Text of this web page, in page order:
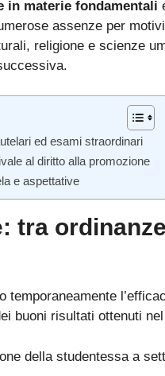
in materie fondamentali
assenze per
religione e scienze
ed esami straordinari
al diritto alla promozione
e aspettative
tra
temporaneamente
buoni risultati ottenuti
della studentessa a
Bando